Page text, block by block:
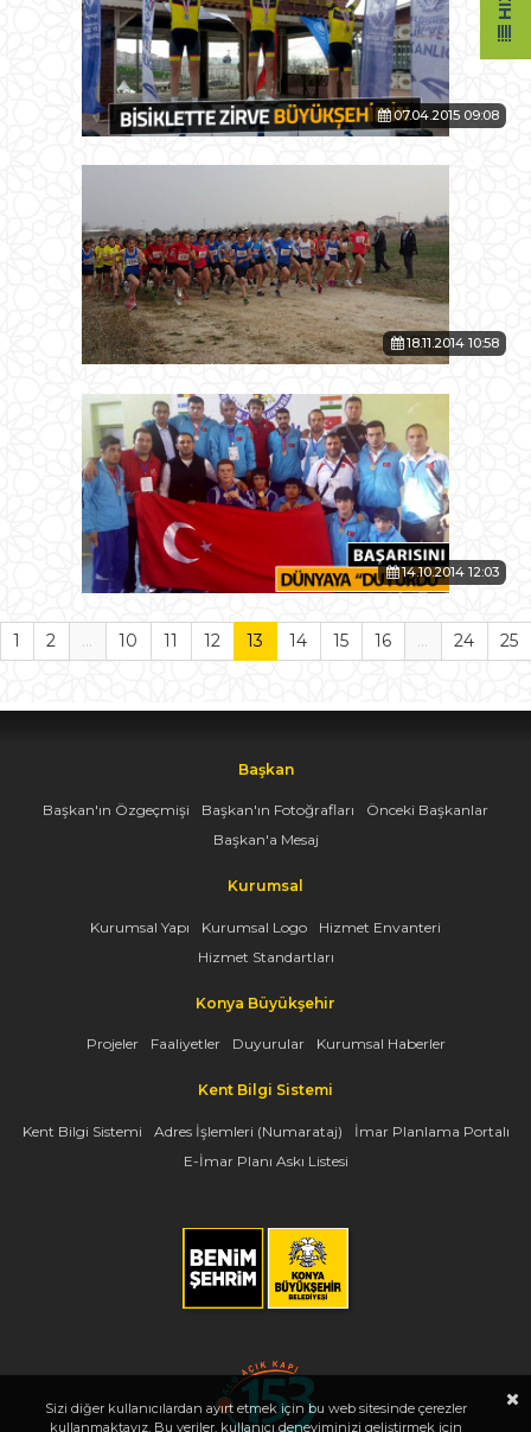
07.04.2015 09:08
18.11.2014 10:58
14.10.2014 12:03
1 2 ... 10 11 12 13 14 15 16 ... 24 25
Başkan
Başkan'ın Özgeçmişi Başkan'ın Fotoğrafları
Önceki Başkanlar
Başkan'a Mesaj
Kurumsal
Kurumsal Yapı Kurumsal Logo
Hizmet Envanteri
Hizmet Standartları
Konya Büyükşehir
Projeler Faaliyetler Duyurular Kurumsal Haberler
Kent Bilgi Sistemi
Kent Bilgi Sistemi Adres İşlemleri (Numarataj)
İmar Planlama Portalı
E-İmar Planı Askı Listesi
Sizi diğer kullanıcılardan ayırt etmek için bu web sitesinde çerezler
kullanmaktayız. Bu veriler, kullanıcı deneyiminizi geliştirmek için